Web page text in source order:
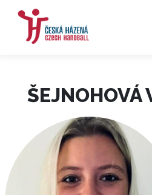
ŠEJNOHOVÁ